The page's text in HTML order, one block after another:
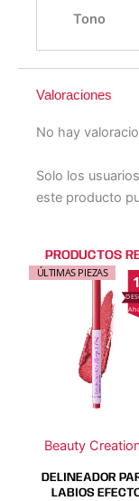
Tono
Valoraciones
No hay
Solo los
este producto
PRODUCTOS
ÚLTIMAS PIEZAS
Beauty
Este
tiene
Las
elegir
en
DELINEADOR
LABIOS